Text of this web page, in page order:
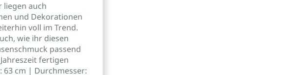
liegen auch
und Dekorationen
voll im Trend.
wie ihr diesen
passend
fertigen
63 cm | Durchmesser: